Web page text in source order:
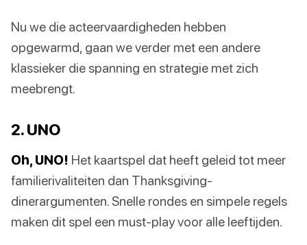
Nu we die acteervaardigheden hebben
opgewarmd, gaan we verder met een andere
klassieker die spanning en strategie met zich
meebrengt.
2. UNO
Oh, UNO! Het kaartspel dat heeft geleid tot meer
familierivaliteiten dan Thanksgiving-
dinerargumenten. Snelle rondes en simpele regels
maken dit spel een must-play voor alle leeftijden.